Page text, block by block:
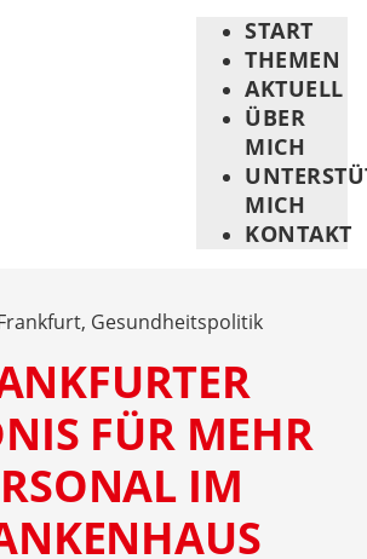
START
THEMEN
AKTUELL
ÜBER
MICH
MICH
KONTAKT
, Gesundheitspolitik
FÜR MEHR
IM